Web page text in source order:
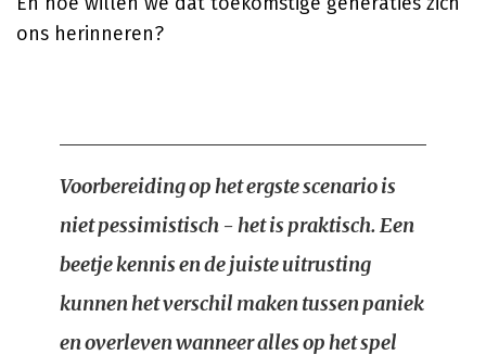
ons herinneren?
Voorbereiding op het ergste scenario is
niet pessimistisch - het is praktisch. Een
beetje kennis en de juiste uitrusting
kunnen het verschil maken tussen paniek
en overleven wanneer alles op het spel